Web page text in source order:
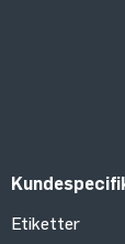
Etiketter